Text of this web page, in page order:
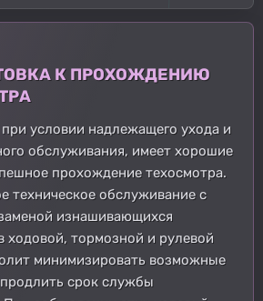
К ПРОХОЖДЕНИЮ
при условии надлежащего ухода и
обслуживания, имеет хорошие
прохождение техосмотра.
техническое обслуживание с
изнашивающихся
ходовой, тормозной и рулевой
минимизировать возможные
срок службы